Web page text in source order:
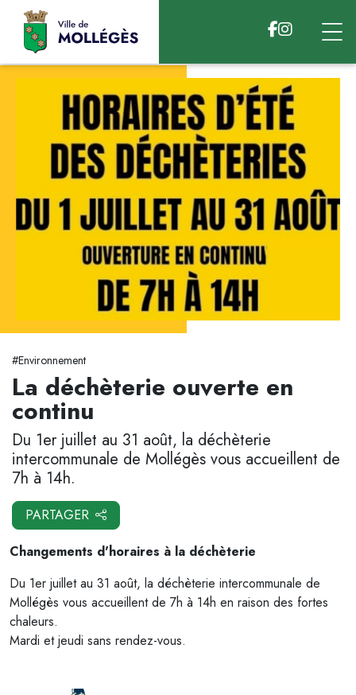
Accéder au contenu
#Environnement
La déchèterie ouverte en
continu
Du 1er juillet au 31 août, la déchèterie
intercommunale de Mollégès vous accueillent de
7h à 14h.
PARTAGER
Changements d'horaires à la déchèterie
Du 1er juillet au 31 août, la déchèterie intercommunale de
Mollégès vous accueillent de 7h à 14h en raison des fortes
chaleurs.
Mardi et jeudi sans rendez-vous.